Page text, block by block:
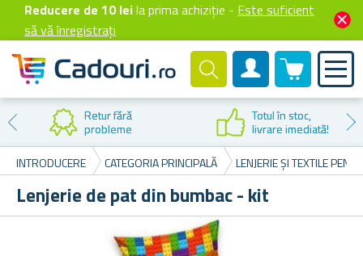
Reducere de 10 leila prima achiziție - Este suficient
să vă înregistrați
Cont client
0 produselor
Reducere la
prima cumpărare
INTRODUCERE CATEGORIA PRINCIPALĂ LENJERIE ȘI TEXTILE
Lenjerie de pat din bumbac - kit